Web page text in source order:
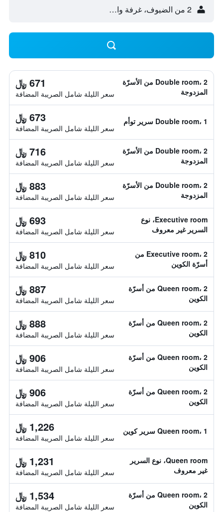
2 من الضيوف، غرفة واحدة
Double room، 2 من الأسرّة
المزدوجة
671 ﷼
سعر الليلة شامل الصريبة المضافة
Double room، 1 سرير توأم 673 ﷼
سعر الليلة شامل الصريبة المضافة
Double room، 2 من الأسرّة
المزدوجة
716 ﷼
سعر الليلة شامل الصريبة المضافة
Double room، 2 من الأسرّة
المزدوجة
883 ﷼
سعر الليلة شامل الصريبة المضافة
Executive room، نوع
السرير غير معروف
693 ﷼
سعر الليلة شامل الصريبة المضافة
Executive room، 2 من
أسرّة الكوين
810 ﷼
سعر الليلة شامل الصريبة المضافة
Queen room، 2 من أسرّة
الكوين
887 ﷼
سعر الليلة شامل الصريبة المضافة
Queen room، 2 من أسرّة
الكوين
888 ﷼
سعر الليلة شامل الصريبة المضافة
Queen room، 2 من أسرّة
الكوين
906 ﷼
سعر الليلة شامل الصريبة المضافة
Queen room، 2 من أسرّة
الكوين
906 ﷼
سعر الليلة شامل الصريبة المضافة
Queen room، 1 سرير كوين 1,226 ﷼
سعر الليلة شامل الصريبة المضافة
Queen room، نوع السرير
غير معروف
1,231 ﷼
سعر الليلة شامل الصريبة المضافة
Queen room، 2 من أسرّة
الكوين
1,534 ﷼
سعر الليلة شامل الصريبة المضافة